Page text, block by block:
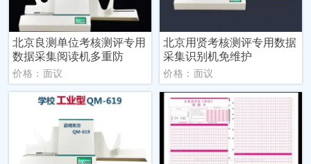
北京良测单位考核测评专用
数据采集阅读机多重防
价格：面议
北京用贤考核测评专用数据
采集识别机免维护
价格：面议